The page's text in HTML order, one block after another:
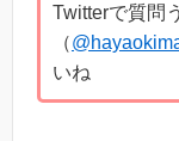
Twitterで質問
（
いね